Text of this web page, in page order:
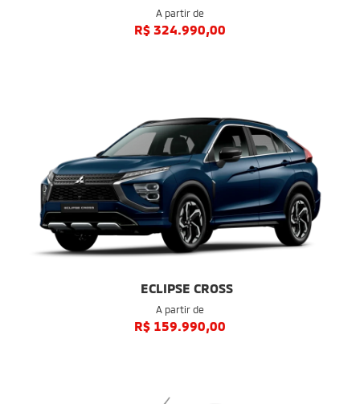
A partir de
R$ 324.990,00
ECLIPSE CROSS
A partir de
R$ 159.990,00